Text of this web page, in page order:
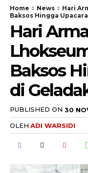
Home News
Hari
Baksos Hingga
Hari
Baksos
di
PUBLISHED ON 30
OLEH ADI WARSIDI